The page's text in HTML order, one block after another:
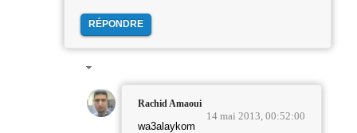
RÉPONDRE
Rachid Amaoui
14 mai 2013, 00:52:00
wa3alaykom